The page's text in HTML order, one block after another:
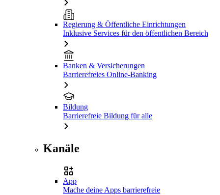
Regierung & Öffentliche Einrichtungen
Inklusive Services für den öffentlichen Bereich
Banken & Versicherungen
Barrierefreies Online-Banking
Bildung
Barrierefreie Bildung für alle
Kanäle
App
Mache deine Apps barrierefreie